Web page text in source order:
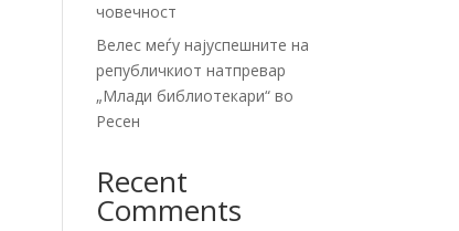
човечност
Велес меѓу најуспешните на
републичкиот натпревар
„Млади библиотекари“ во
Ресен
Recent
Comments